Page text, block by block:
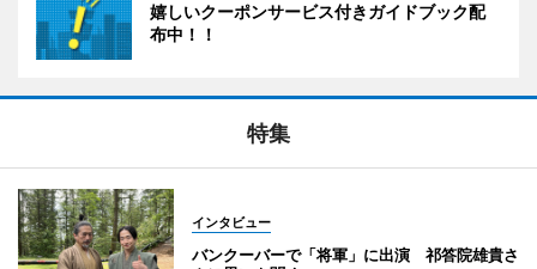
嬉しいクーポンサービス付きガイドブック配
布中！！
特集
インタビュー
バンクーバーで「将軍」に出演 祁答院雄貴さ